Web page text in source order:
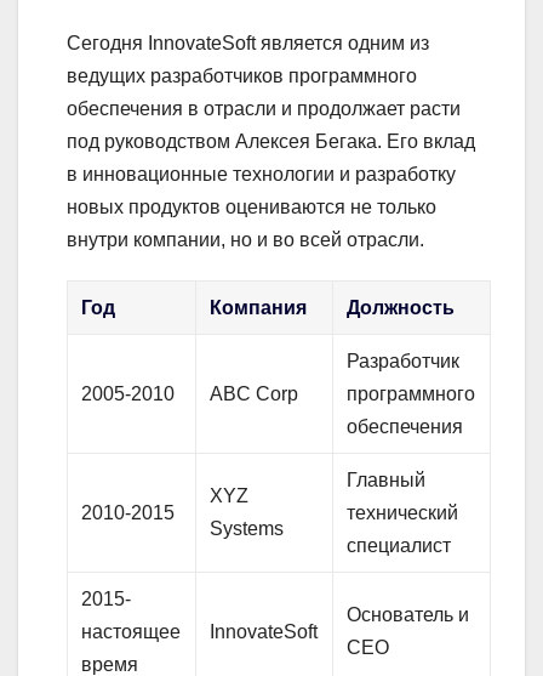
Сегодня InnovateSoft является одним из
ведущих разработчиков программного
обеспечения в отрасли и продолжает расти
под руководством Алексея Бегака. Его вклад
в инновационные технологии и разработку
новых продуктов оцениваются не только
внутри компании, но и во всей отрасли.
Год Компания Должность
2005-2010 ABC Corp
Разработчик
программного
обеспечения
2010-2015
XYZ
Systems
Главный
технический
специалист
2015-
настоящее
время
InnovateSoft
Основатель и
CEO